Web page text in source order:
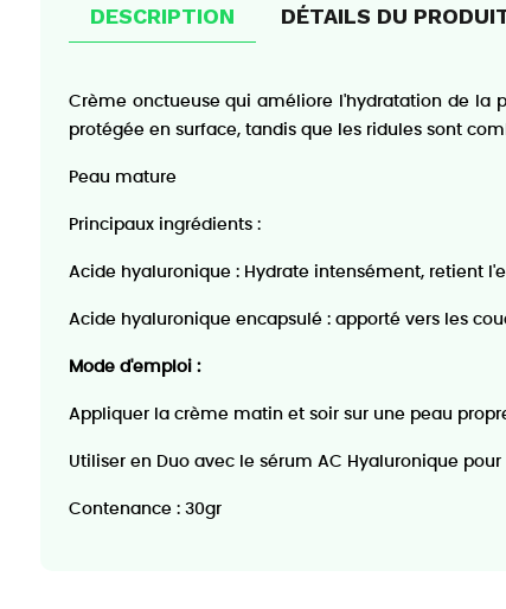
DESCRIPTION DÉTAILS DU
Crème onctueuse qui améliore l'hydratation de la
protégée en surface, tandis que les ridules sont
Peau mature
Principaux ingrédients :
Acide hyaluronique : Hydrate intensément, retient
Acide hyaluronique encapsulé : apporté vers les
Mode d'emploi :
Appliquer la crème matin et soir sur une peau
Utiliser en Duo avec le sérum AC Hyaluronique
Contenance : 30gr